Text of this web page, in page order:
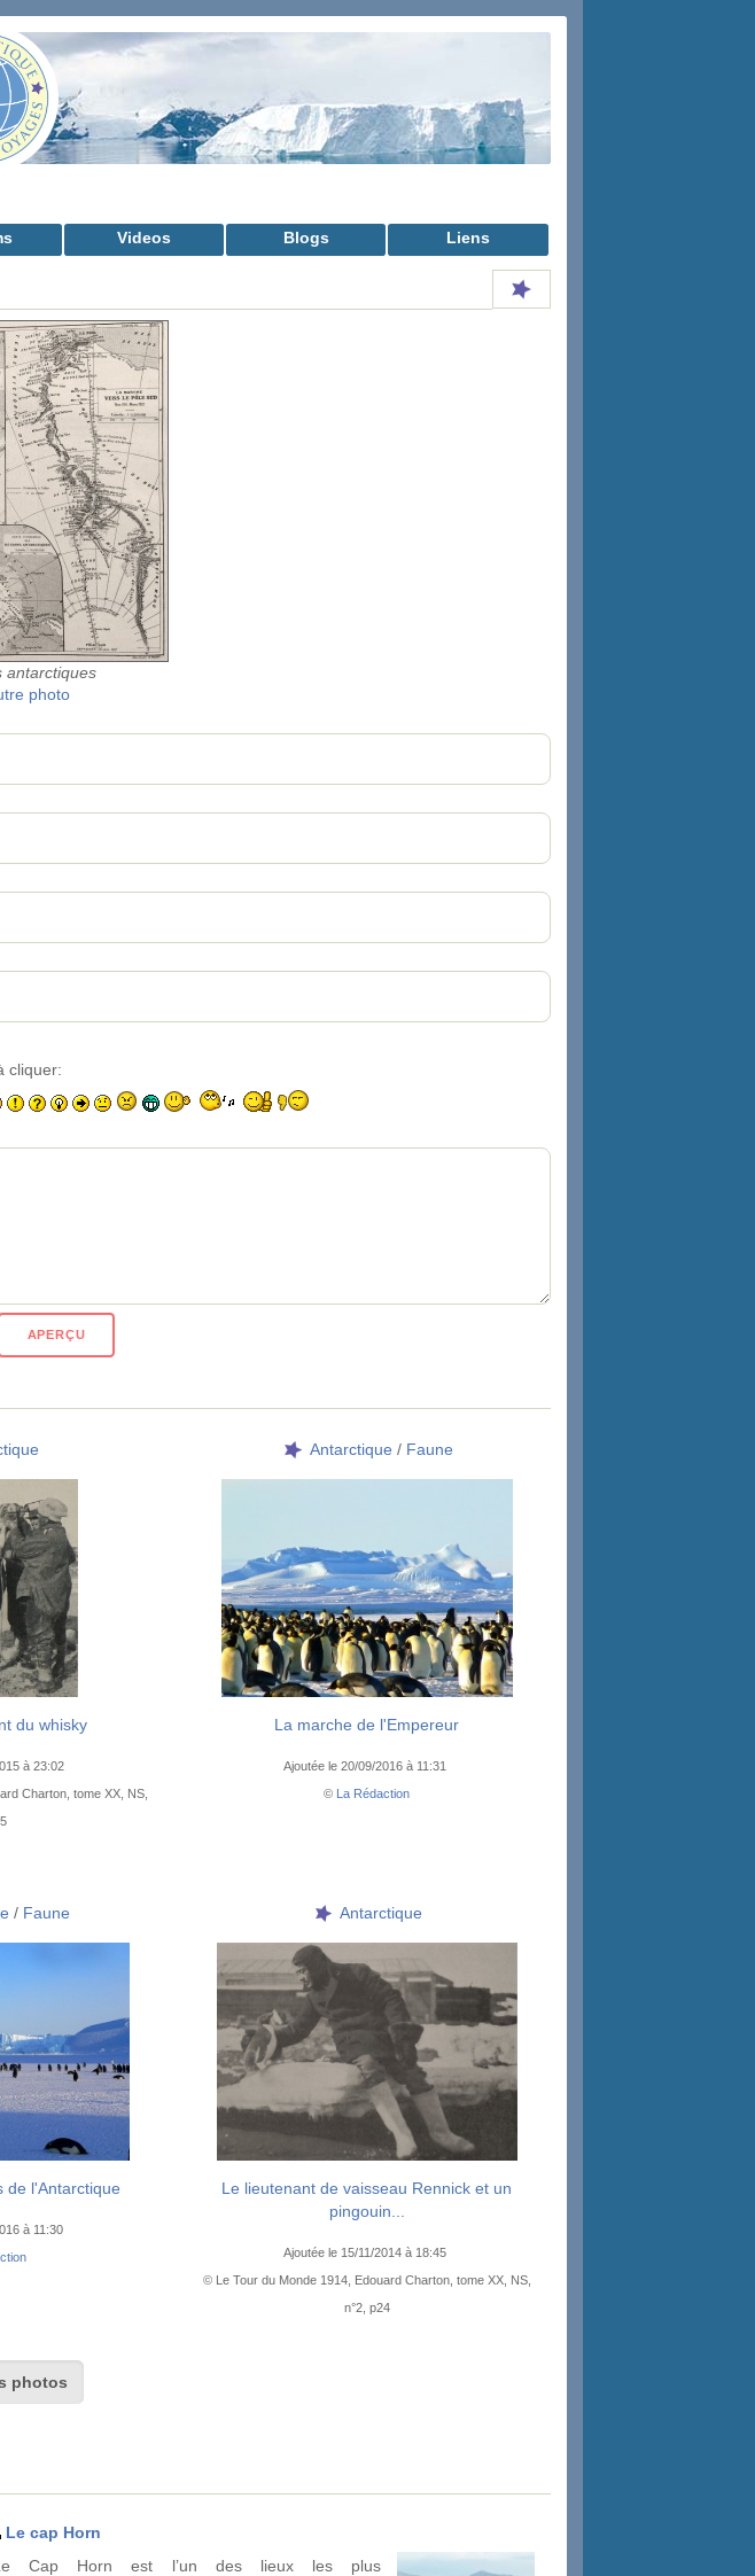
Videos Blogs Liens
antarctiques
photo
cliquer:
du whisky
à 23:02
Charton, tome XX, NS,
Antarctique / Faune
La marche de l'Empereur
Ajoutée le 20/09/2016 à 11:31
© La Rédaction
/ Faune
de l'Antarctique
à 11:30
Antarctique
Le lieutenant de vaisseau Rennick et un
pingouin...
Ajoutée le 15/11/2014 à 18:45
© Le Tour du Monde 1914, Edouard Charton, tome XX, NS,
n°2, p24
photos
Le cap Horn
Cap Horn est l’un des lieux les plus